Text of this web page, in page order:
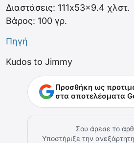
Διαστάσεις: 111x53x9.4 χλστ.
Βάρος: 100 γρ.
Πηγή
Kudos to Jimmy
Προσθήκη ως
στα αποτελέσματα
Σου άρεσε το
Υποστήριξε την